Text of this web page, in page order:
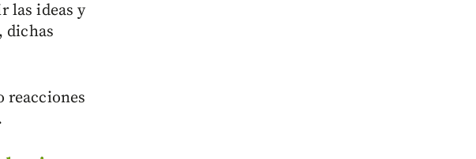
las ideas y
dichas
reacciones